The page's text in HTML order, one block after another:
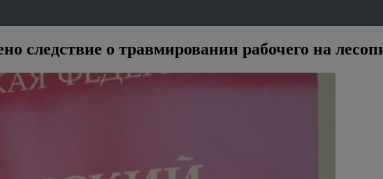
следствие о травмировании рабочего на